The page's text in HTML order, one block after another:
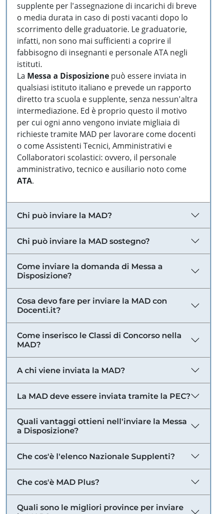
supplente per l'assegnazione di incarichi di breve
o media durata in caso di posti vacanti dopo lo
scorrimento delle graduatorie. Le graduatorie,
infatti, non sono mai sufficienti a coprire il
fabbisogno di insegnanti e personale ATA negli
istituti.
La Messa a Disposizione può essere inviata in
qualsiasi istituto italiano e prevede un rapporto
diretto tra scuola e supplente, senza nessun'altra
intermediazione. Ed è proprio questo il motivo
per cui ogni anno vengono inviate migliaia di
richieste tramite MAD per lavorare come docenti
o come Assistenti Tecnici, Amministrativi e
Collaboratori scolastici: ovvero, il personale
amministrativo, tecnico e ausiliario noto come
ATA.
Chi può inviare la MAD?
Chi può inviare la MAD sostegno?
Come inviare la domanda di Messa a
Disposizione?
Cosa devo fare per inviare la MAD con
Docenti.it?
Come inserisco le Classi di Concorso nella
MAD?
A chi viene inviata la MAD?
La MAD deve essere inviata tramite la PEC?
Quali vantaggi ottieni nell'inviare la Messa
a Disposizione?
Che cos'è l'elenco Nazionale Supplenti?
Che cos'è MAD Plus?
Quali sono le migliori province per inviare